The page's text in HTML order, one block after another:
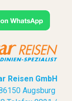
Reisen GmbH
Augsburg